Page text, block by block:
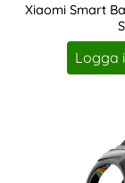
Xiaomi Smart
Art. nr 219534
Logga